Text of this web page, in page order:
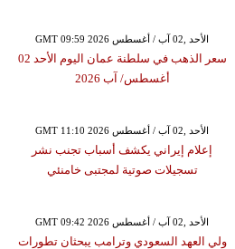
GMT 09:59 2026 الأحد ,02 آب / أغسطس
سعر الذهب في سلطنة عمان اليوم الأحد 02
أغسطس/ آب 2026
GMT 11:10 2026 الأحد ,02 آب / أغسطس
إعلام إيراني يكشف أسباب تجنب نشر
تسجيلات صوتية لمجتبى خامنئي
GMT 09:42 2026 الأحد ,02 آب / أغسطس
ولي العهد السعودي وترامب يبحثان تطورات